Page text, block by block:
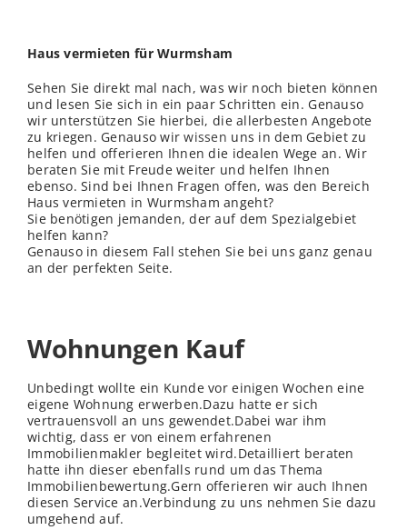
Haus vermieten für Wurmsham
Sehen Sie direkt mal nach, was wir noch bieten können
und lesen Sie sich in ein paar Schritten ein. Genauso
wir unterstützen Sie hierbei, die allerbesten Angebote
zu kriegen. Genauso wirwissen uns in dem Gebiet zu
helfen und offerieren Ihnen die idealen Wege an. Wir
beraten Sie mit Freude weiter und helfen Ihnen
ebenso. Sind bei Ihnen Fragen offen, was den Bereich
Haus vermieten in Wurmsham angeht?
Sie benötigen jemanden, der auf dem Spezialgebiet
helfen kann?
Genauso in diesem Fall stehen Sie bei uns ganz genau
an der perfekten Seite.
Wohnungen Kauf
Unbedingt wollte ein Kunde vor einigen Wochen eine
eigene Wohnung erwerben.Dazu hatte er sich
vertrauensvoll an uns gewendet.Dabei war ihm
wichtig, dass er von einem erfahrenen
Immobilienmakler begleitet wird.Detailliert beraten
hatte ihn dieser ebenfalls rund um das Thema
Immobilienbewertung.Gern offerieren wir auch Ihnen
diesen Service an.Verbindung zu uns nehmen Sie dazu
umgehend auf.